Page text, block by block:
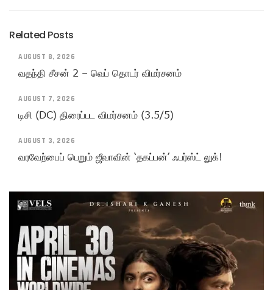
Related Posts
AUGUST 8, 2026
வதந்தி சீசன் 2 – வெப் தொடர் விமர்சனம்
AUGUST 7, 2026
டிசி (DC) திரைப்பட விமர்சனம் (3.5/5)
AUGUST 3, 2026
வரவேற்பைப் பெறும் ஜீவாவின் ‘தகப்பன்’ ஃபர்ஸ்ட் லுக்!